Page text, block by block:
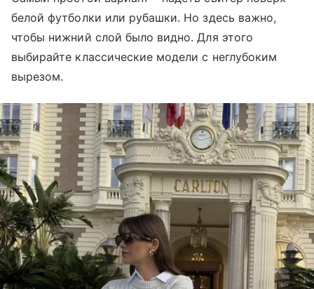
белой футболки или рубашки. Но здесь важно,
чтобы нижний слой было видно. Для этого
выбирайте классические модели с неглубоким
вырезом.